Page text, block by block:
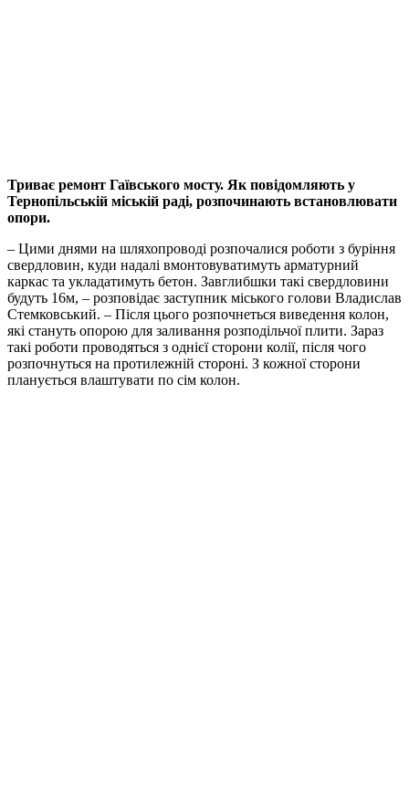
Триває ремонт Гаївського мосту. Як повідомляють у
Тернопільській міській раді, розпочинають встановлювати
опори.
– Цими днями на шляхопроводі розпочалися роботи з буріння
свердловин, куди надалі вмонтовуватимуть арматурний
каркас та укладатимуть бетон. Завглибшки такі свердловини
будуть 16м, – розповідає заступник міського голови Владислав
Стемковський. – Після цього розпочнеться виведення колон,
які стануть опорою для заливання розподільчої плити. Зараз
такі роботи проводяться з однієї сторони колії, після чого
розпочнуться на протилежній стороні. З кожної сторони
планується влаштувати по сім колон.